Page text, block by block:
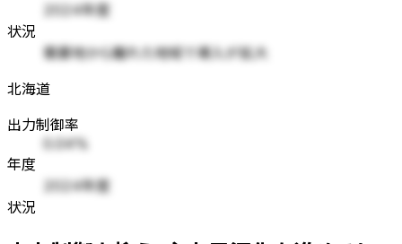
2024年度
状況
需要地から離れた地域で導入が拡大
北海道
出力制御率
0.04%
年度
2024年度
状況